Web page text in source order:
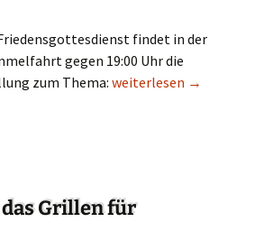
findet in der
gegen 19:00 Uhr die
zum Thema: Austellungseröffnung:
weiterlesen →
Grillen für